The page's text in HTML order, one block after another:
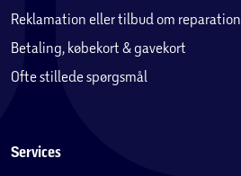
Reklamation eller tilbud om reparation
Betaling, købekort & gavekort
Ofte stillede spørgsmål
Services